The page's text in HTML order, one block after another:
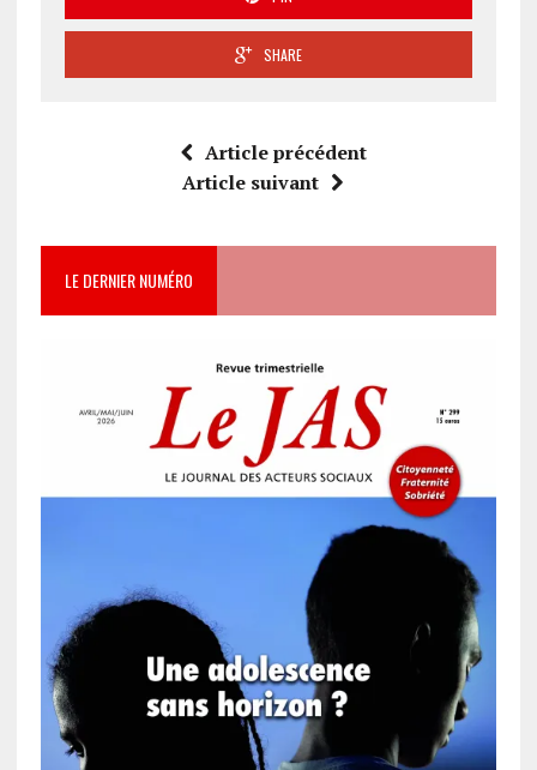
SHARE
Article précédent
Article suivant
LE DERNIER NUMÉRO